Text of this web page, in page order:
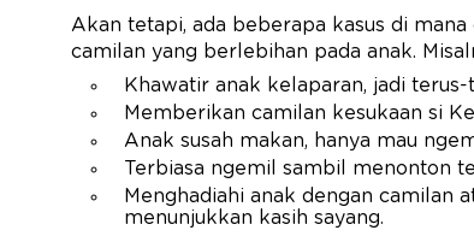
Akan tetapi, ada beberapa kasus di
camilan yang berlebihan pada anak.
Khawatir anak kelaparan, jadi
Memberikan camilan kesukaan si
Anak susah makan, hanya mau
Terbiasa ngemil sambil menonton
Menghadiahi anak dengan camilan
menunjukkan kasih sayang.